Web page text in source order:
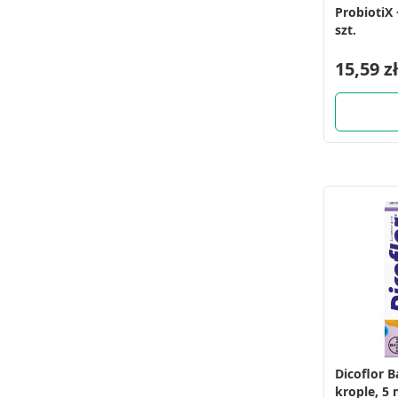
ProbiotiX
szt.
15,59 zł
Dicoflor
krople, 5